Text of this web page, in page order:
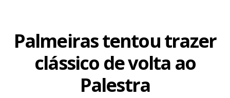
Palmeiras tentou trazer
clássico de volta ao
Palestra